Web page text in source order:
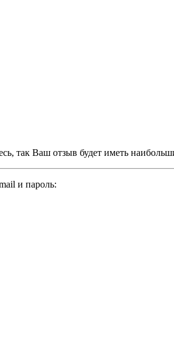
так Ваш отзыв будет иметь
и пароль: